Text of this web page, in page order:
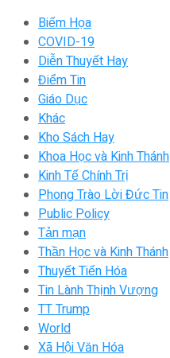
Biếm Họa
COVID-19
Diễn Thuyết Hay
Điểm Tin
Giáo Dục
Khác
Kho Sách Hay
Khoa Học và Kinh Thánh
Kinh Tế Chính Trị
Phong Trào Lời Đức Tin
Public Policy
Tản mạn
Thần Học và Kinh Thánh
Thuyết Tiến Hóa
Tin Lành Thịnh Vượng
TT Trump
World
Xã Hội Văn Hóa